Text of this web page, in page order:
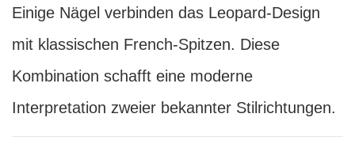
Einige Nägel verbinden das Leopard-Design
mit klassischen French-Spitzen. Diese
Kombination schafft eine moderne
Interpretation zweier bekannter Stilrichtungen.